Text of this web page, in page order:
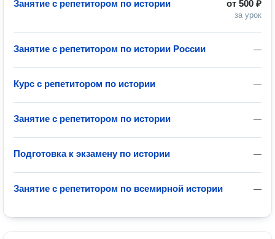
от 500 ₽
за урок
Занятие с репетитором по истории
—
Занятие с репетитором по истории России
—
Курс с репетитором по истории
—
Занятие с репетитором по истории
—
Подготовка к экзамену по истории
—
Занятие с репетитором по всемирной истории